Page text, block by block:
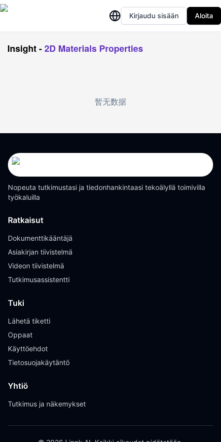
Kirjaudu sisään Aloita
Insight-2D Materials Properties
暂无数据
Nopeuta tutkimustasi ja tiedonhankintaasi tekoälyllä toimivilla
työkaluilla
Ratkaisut
Dokumenttikääntäjä
Asiakirjan tiivistelmä
Videon tiivistelmä
Tutkimusassistentti
Tuki
Lähetä tiketti
Oppaat
Käyttöehdot
Tietosuojakäytäntö
Yhtiö
Tutkimus ja näkemykset